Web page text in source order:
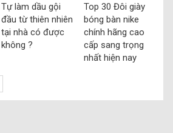
Tự làm dầu gội
đầu từ thiên nhiên
tại nhà có được
không ?
Top 30 Đôi giày
bóng bàn nike
chính hãng cao
cấp sang trọng
nhất hiện nay